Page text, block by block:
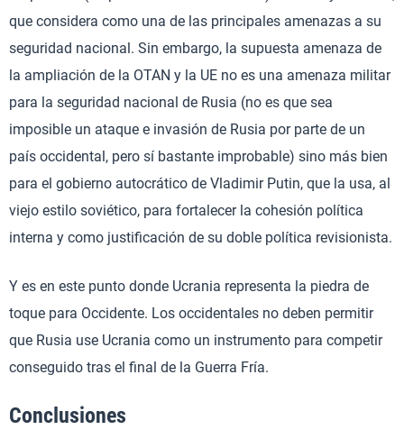
que considera como una de las principales amenazas a su
seguridad nacional. Sin embargo, la supuesta amenaza de
la ampliación de la OTAN y la UE no es una amenaza militar
para la seguridad nacional de Rusia (no es que sea
imposible un ataque e invasión de Rusia por parte de un
país occidental, pero sí bastante improbable) sino más bien
para el gobierno autocrático de Vladimir Putin, que la usa, al
viejo estilo soviético, para fortalecer la cohesión política
interna y como justificación de su doble política revisionista.
Y es en este punto donde Ucrania representa la piedra de
toque para Occidente. Los occidentales no deben permitir
que Rusia use Ucrania como un instrumento para competir
conseguido tras el final de la Guerra Fría.
Conclusiones